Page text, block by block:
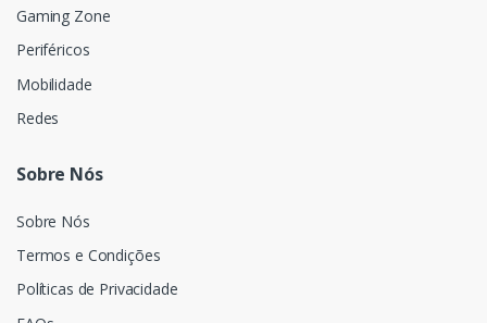
Gaming Zone
Periféricos
Mobilidade
Redes
Sobre Nós
Sobre Nós
Termos e Condições
Políticas de Privacidade